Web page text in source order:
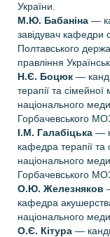
України.
М.Ю. Бабаніна —
завідувач кафедри
Полтавського
правління
Н.Є. Боцюк —
терапії та
національного
Горбачевського
І.М. Галабіцька —
кафедра терапії та
національного
Горбачевського
О.Ю. Железняков
кафедра
національного
О.Є. Кітура —